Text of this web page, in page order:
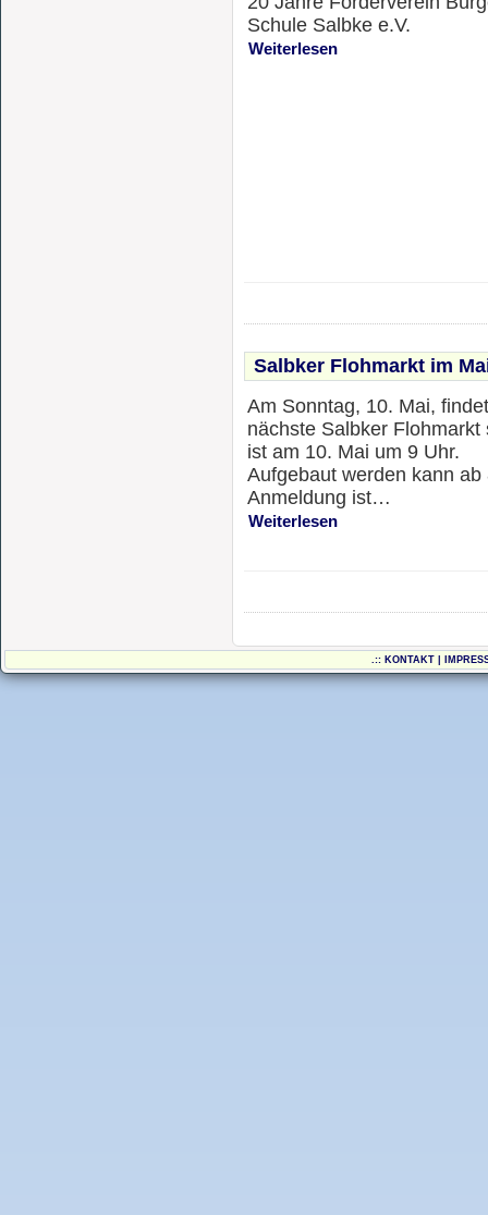
Schule Salbke e.V.
Weiterlesen
Salbker Flohmarkt im
Am Sonntag, 10. Mai,
nächste Salbker Flohmarkt
ist am 10. Mai um 9 Uhr.
Aufgebaut werden kann ab
Anmeldung ist…
Weiterlesen
.:: KONTAKT|